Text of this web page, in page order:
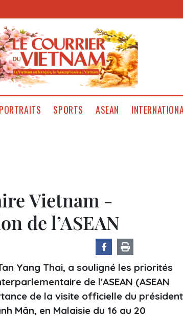
PORTRAITS SPORTS ASEAN
Vietnam -
de l’ASEAN
Yang Thai, a souligné les priorités
de l'ASEAN (ASEAN
de la visite officielle du président
Mân, en Malaisie du 16 au 20